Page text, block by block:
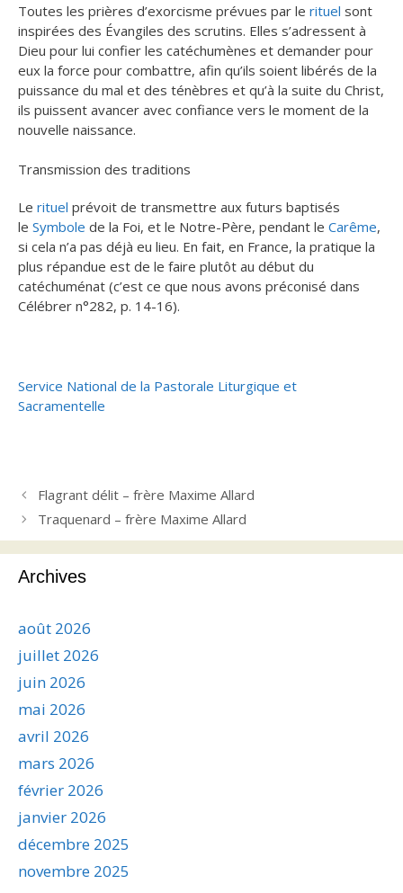
Toutes les prières d’exorcisme prévues par le rituel sont
inspirées des Évangiles des scrutins. Elles s’adressent à
Dieu pour lui confier les catéchumènes et demander pour
eux la force pour combattre, afin qu’ils soient libérés de la
puissance du mal et des ténèbres et qu’à la suite du Christ,
ils puissent avancer avec confiance vers le moment de la
nouvelle naissance.
Transmission des traditions
Le rituel prévoit de transmettre aux futurs baptisés
le Symbole de la Foi, et le Notre-Père, pendant le Carême,
si cela n’a pas déjà eu lieu. En fait, en France, la pratique la
plus répandue est de le faire plutôt au début du
catéchuménat (c’est ce que nous avons préconisé dans
Célébrer n°282, p. 14-16).
Service National de la Pastorale Liturgique et
Sacramentelle
Flagrant délit – frère Maxime Allard
Traquenard – frère Maxime Allard
Archives
août 2026
juillet 2026
juin 2026
mai 2026
avril 2026
mars 2026
février 2026
janvier 2026
décembre 2025
novembre 2025